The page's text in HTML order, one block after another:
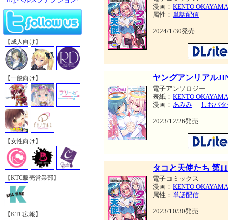
【成人向け】
【一般向け】
【女性向け】
【KTC販売営業部】
【KTC広報】
漫画： KENTO OKAYAMA
属性： 単話配信
2024/1/30発売
ヤングアンリアル
電子アンソロジー
表紙： KENTO OKAYAMA
漫画： あみみ しおバ
2023/12/26発売
タコと天使たち 第
電子コミックス
漫画： KENTO OKAYAMA
属性： 単話配信
2023/10/30発売